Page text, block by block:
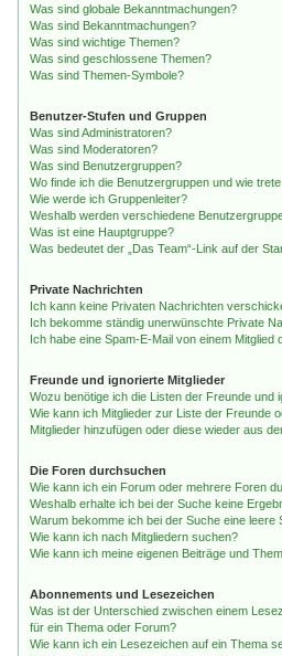
Was sind globale Bekanntmachungen?
Was sind Bekanntmachungen?
Was sind wichtige Themen?
Was sind geschlossene Themen?
Was sind Themen-Symbole?
Benutzer-Stufen und Gruppen
Was sind Administratoren?
Was sind Moderatoren?
Was sind Benutzergruppen?
Wo finde ich die Benutzergruppen und wie
Wie werde ich Gruppenleiter?
Weshalb werden verschiedene
Was ist eine Hauptgruppe?
Was bedeutet der „Das Team“-Link auf der
Private Nachrichten
Ich kann keine Privaten Nachrichten
Ich bekomme ständig unerwünschte Private
Ich habe eine Spam-E-Mail von einem Mitglied
Freunde und ignorierte Mitglieder
Wozu benötige ich die Listen der Freunde und
Wie kann ich Mitglieder zur Liste der Freunde
Mitglieder hinzufügen oder diese wieder aus
Die Foren durchsuchen
Wie kann ich ein Forum oder mehrere Foren
Weshalb erhalte ich bei der Suche keine
Warum bekomme ich bei der Suche eine leere
Wie kann ich nach Mitgliedern suchen?
Wie kann ich meine eigenen Beiträge und
Abonnements und Lesezeichen
Was ist der Unterschied zwischen einem
für ein Thema oder Forum?
Wie kann ich ein Lesezeichen auf ein Thema